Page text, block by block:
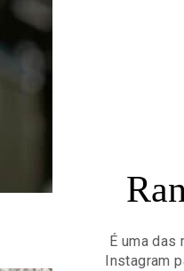
É uma
Instagram